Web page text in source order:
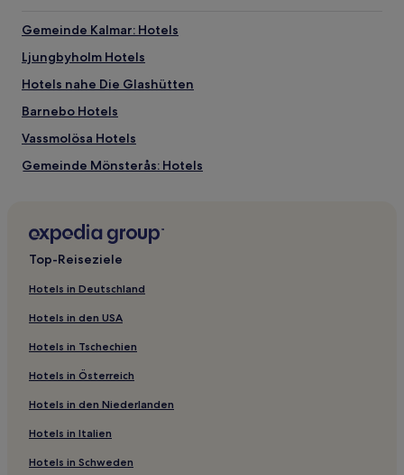
Gemeinde Kalmar: Hotels
Ljungbyholm Hotels
Hotels nahe Die Glashütten
Barnebo Hotels
Vassmolösa Hotels
Gemeinde Mönsterås: Hotels
Hotels nahe Ölandsbron
Borgholm Hotels
Hotels nahe Kalmar Hauptbahnhof
Gemeinde Borgholm: Hotels
Gemeinde Torsås: Hotels
Hotels nahe Kalmar Schifffahrtsmuseum
Hotels nahe Stora Alvaret
Top-Reiseziele
Hotels in Deutschland
Hotels in den USA
Hotels in Tschechien
Hotels in Österreich
Hotels in den Niederlanden
Hotels in Italien
Hotels in Schweden